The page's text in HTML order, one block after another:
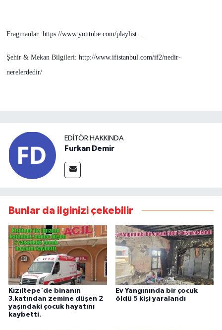
Fragmanlar: https://www.youtube.com/playlist…
Şehir & Mekan Bilgileri: http://www.ifistanbul.com/if2/nedir-
nerelerdedir/
EDITÖR HAKKINDA
Furkan Demir
Bunlar da ilginizi çekebilir
Kızıltepe'de binanın
3.katından zemine düşen 2
yaşındaki çocuk hayatını
kaybetti.
Ev Yangınında bir çocuk
öldü 5 kişi yaralandı